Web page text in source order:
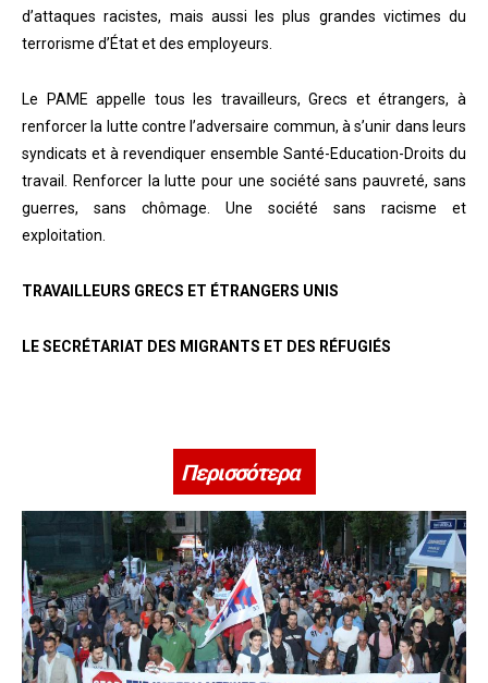
d’attaques racistes, mais aussi les plus grandes victimes du
terrorisme d’État et des employeurs.
Le PAME appelle tous les travailleurs, Grecs et étrangers, à
renforcer la lutte contre l’adversaire commun, à s’unir dans leurs
syndicats et à revendiquer ensemble Santé-Education-Droits du
travail. Renforcer la lutte pour une société sans pauvreté, sans
guerres, sans chômage. Une société sans racisme et
exploitation.
TRAVAILLEURS GRECS ET ÉTRANGERS UNIS
LE SECRÉTARIAT DES MIGRANTS ET DES RÉFUGIÉS
Περισσότερα